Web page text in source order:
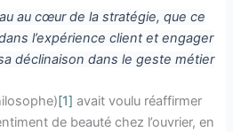
au cœur de la stratégie, que ce
l’expérience client et engager
déclinaison dans le geste métier
[1] avait voulu réaffirmer
de beauté chez l’ouvrier, en